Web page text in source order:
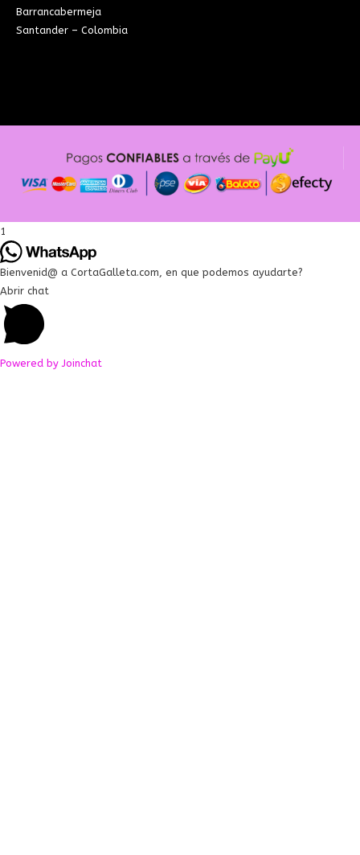
Barrancabermeja
Santander – Colombia
1
Bienvenid@ a CortaGalleta.com, en que podemos ayudarte?
Abrir chat
Powered by Joinchat